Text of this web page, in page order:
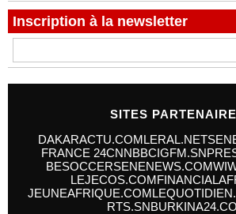
Inscription à la newsletter
SITES
DAKARACTU.COMLERAL.NET
FRANCE 24CNNBBCIGFM.SN
BESOCCERSENENEWS.COM
LEJECOS.COM
JEUNEAFRIQUE.COM
RTS.SN